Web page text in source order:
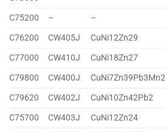
C75200
– –
C76200
CW405J CuNi12Zn29
C77000
CW410J CuNi18Zn27
C79800
CW400J CuNi7Zn39Pb3Mn2
C79620
CW402J CuNi10Zn42Pb2
C75700
CW403J CuNi12Zn24